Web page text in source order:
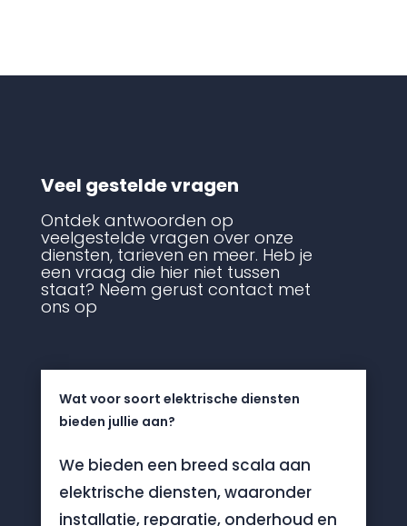
Veel gestelde vragen
Ontdek antwoorden op
veelgestelde vragen over onze
diensten, tarieven en meer. Heb je
een vraag die hier niet tussen
staat? Neem gerust contact met
ons op
Wat voor soort elektrische diensten
bieden jullie aan?
We bieden een breed scala aan
elektrische diensten, waaronder
installatie, reparatie, onderhoud en